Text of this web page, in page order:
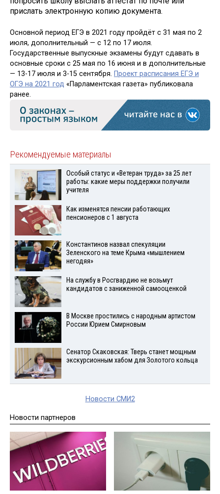
прислать электронную копию документа.
Основной период ЕГЭ в 2021 году пройдёт с 31 мая по 2
июля, дополнительный — с 12 по 17 июля.
Государственные выпускные экзамены будут сдавать в
основные сроки с 25 мая по 16 июня и в дополнительные
— 13-17 июля и 3-15 сентября. Проект расписания ЕГЭ и
ОГЭ на 2021 год «Парламентская газета» публиковала
ранее.
Рекомендуемые материалы
Особый статус и «Ветеран труда» за 25 лет
работы: какие меры поддержки получили
учителя
Как изменятся пенсии работающих
пенсионеров с 1 августа
Константинов назвал спекуляции
Зеленского на теме Крыма «мышлением
негодяя»
На службу в Росгвардию не возьмут
кандидатов с заниженной самооценкой
В Москве простились с народным артистом
России Юрием Смирновым
Сенатор Скаковская: Тверь станет мощным
экскурсионным хабом для Золотого кольца
Новости СМИ2
Новости партнеров